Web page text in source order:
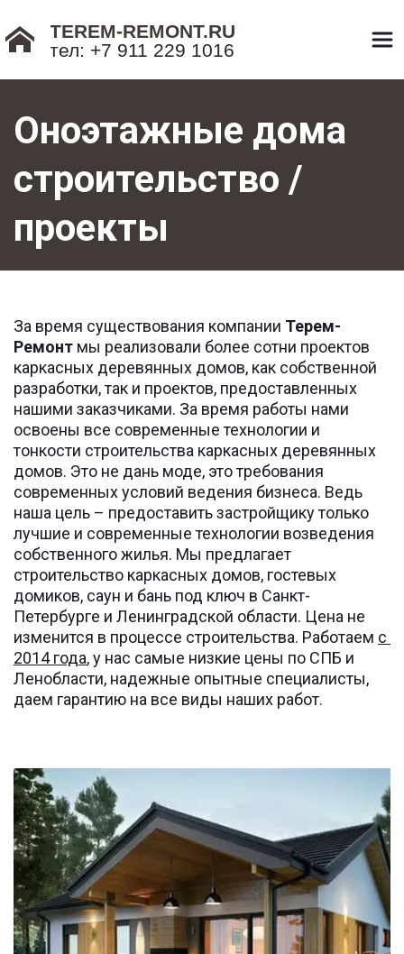
TEREM-REMONT.RU
тел: +7 911 229 1016
Оноэтажные дома
строительство /
проекты
За время существования компании Терем-
Ремонт мы реализовали более сотни проектов
каркасных деревянных домов, как собственной
разработки, так и проектов, предоставленных
нашими заказчиками. За время работы нами
освоены все современные технологии и
тонкости строительства каркасных деревянных
домов. Это не дань моде, это требования
современных условий ведения бизнеса. Ведь
наша цель – предоставить застройщику только
лучшие и современные технологии возведения
собственного жилья. Мы предлагает
строительство каркасных домов, гостевых
домиков, саун и бань под ключ в Санкт-
Петербурге и Ленинградской области. Цена не
изменится в процессе строительства. Работаем с
2014 года, у нас самые низкие цены по СПБ и
Ленобласти, надежные опытные специалисты,
даем гарантию на все виды наших работ.